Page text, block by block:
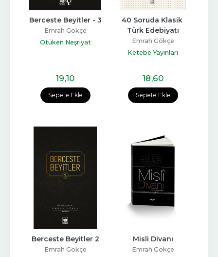
Sepete Ekle
Berceste Beyitler - 3
Emrah Gökçe
Ötüken Neşriyat
19,10
Sepete Ekle
40 Soruda Klasik
Türk Edebiyatı
Emrah Gökçe
Ketebe Yayınları
18,60
Berceste Beyitler 2
Emrah Gökçe
Misli Divanı
Emrah Gökçe